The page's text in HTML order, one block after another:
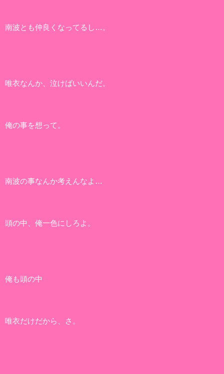
南波とも仲良くなってるし…。
唯衣なんか、泣けばいいんだ。
俺の事を想って。
南波の事なんか考えんなよ…
頭の中、俺一色にしろよ。
俺も頭の中
唯衣だけだから、さ。